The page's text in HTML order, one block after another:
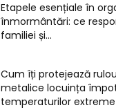
Etapele esențiale în
înmormântări: ce
familiei și...
Cum îți protejează
metalice locuința
temperaturilor extreme